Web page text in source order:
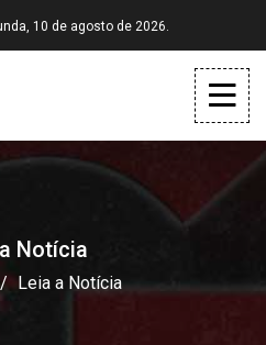
10 de agosto de 2026.
Notícia
Leia a Notícia